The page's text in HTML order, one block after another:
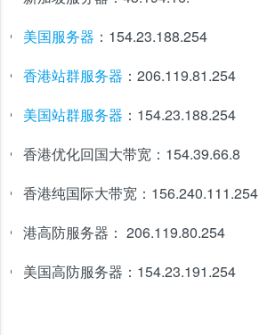
美国服务器 ：154.23.188.254
香港站群服务器 ：206.119.81.254
美国站群服务器 ：154.23.188.254
香港优化回国大带宽：154.39.66.8
香港纯国际大带宽：156.240.111.254
港高防服务器： 206.119.80.254
美国高防服务器：154.23.191.254